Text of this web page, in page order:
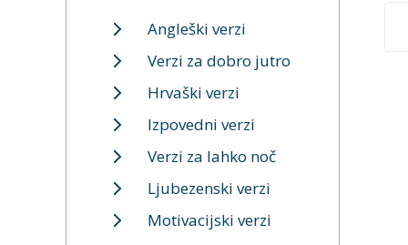
Angleški verzi
Verzi za dobro jutro
Hrvaški verzi
Izpovedni verzi
Verzi za lahko noč
Ljubezenski verzi
Motivacijski verzi